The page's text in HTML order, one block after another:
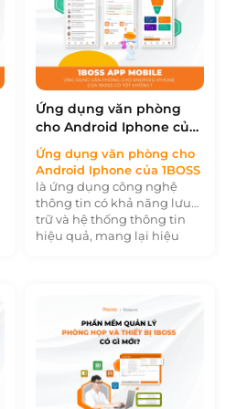
này.
hàng vẫn là một câu hỏi
lớn. Trong bài viết này,
chúng tôi sẽ giúp bạn giải
đáp những thắc mắc trên
nhé!
Ứng dụng văn phòng
cho Android Iphone của
1BOSS có tốt không?
Ứng dụng văn phòng cho
Android Iphone của 1BOSS
là ứng dụng công nghệ
thông tin có khả năng lưu
trữ và hệ thống thông tin
hiệu quả, mang lại hiệu
dẹp” được hồ sơ, tài liệu
giấy tờ mà còn giảm được
chi phí mua sắm văn
phòng phẩm. App 1BOSS
Office+ thiết kế khoa học, có
đầy đủ các chức năng như